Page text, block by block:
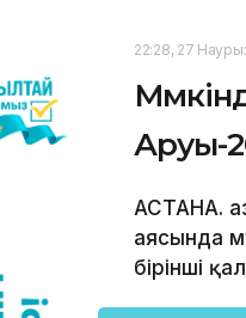
22:28, 27
Аруы-
АСТАНА.
аясында
бірінші